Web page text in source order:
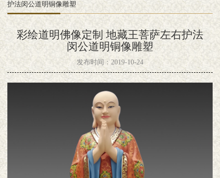
护法闵公道明铜像雕塑
彩绘道明佛像定制 地藏王菩萨左右护法
闵公道明铜像雕塑
发布时间：2019-10-24